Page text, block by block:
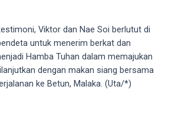
Viktor dan Nae Soi berlutut di
untuk menerim berkat dan
Hamba Tuhan dalam memajukan
dengan makan siang bersama
ke Betun, Malaka. (Uta/*)